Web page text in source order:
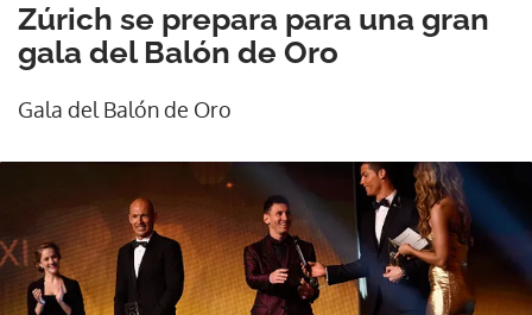
Zúrich se prepara para una gran
gala del Balón de Oro
Gala del Balón de Oro